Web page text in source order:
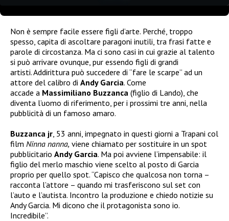
Non è sempre facile essere figli d’arte. Perché, troppo
spesso, capita di ascoltare paragoni inutili, tra frasi fatte e
parole di circostanza. Ma ci sono casi in cui grazie al talento
si può arrivare ovunque, pur essendo figli di grandi
artisti. Addirittura può succedere di “fare le scarpe” ad un
attore del calibro di Andy Garcia. Come
accade a Massimiliano Buzzanca (figlio di Lando), che
diventa l’uomo di riferimento, per i prossimi tre anni, nella
pubblicità di un famoso amaro.
Buzzanca jr , 53 anni, impegnato in questi giorni a Trapani col
film Ninna nanna, viene chiamato per sostituire in un spot
pubblicitario Andy Garcia. Ma poi avviene l’impensabile: il
figlio del merlo maschio viene scelto al posto di Garcia
proprio per quello spot. “Capisco che qualcosa non torna –
racconta l’attore – quando mi trasferiscono sul set con
l’auto e l’autista. Incontro la produzione e chiedo notizie su
Andy Garcia. Mi dicono che il protagonista sono io.
Incredibile”.